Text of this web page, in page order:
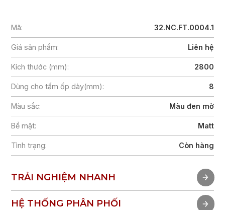
Mã: 32.NC.FT.0004.1
Giá sản phẩm: Liên hệ
Kích thước (mm): 2800
Dùng cho tấm ốp dày(mm): 8
Màu sắc: Màu đen mờ
Bề mặt: Matt
Tình trạng: Còn hàng
TRẢI NGHIỆM NHANH
TRẢI NGHIỆM NHANH
HỆ THỐNG PHÂN PHỐI